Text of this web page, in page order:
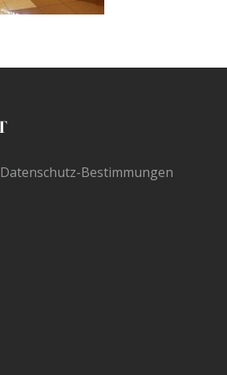
Datenschutz-Bestimmungen